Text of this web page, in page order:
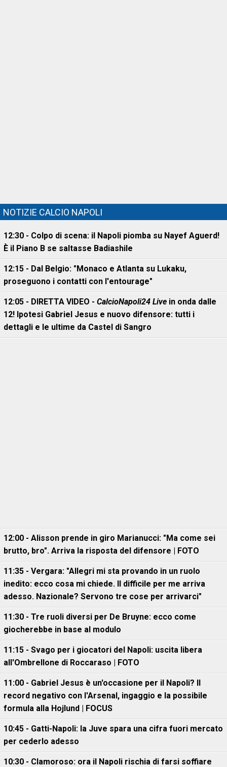
NOTIZIE CALCIO NAPOLI
12:30 - Colpo di scena: il Napoli piomba su Nayef Aguerd!
È il Piano B se saltasse Badiashile
12:15 - Dal Belgio: "Monaco e Atlanta su Lukaku,
proseguono i contatti con l'entourage"
12:05 - DIRETTA VIDEO - CalcioNapoli24 Live in onda dalle
12! Ipotesi Gabriel Jesus e nuovo difensore: tutti i
dettagli e le ultime da Castel di Sangro
12:00 - Alisson prende in giro Marianucci: "Ma come sei
brutto, bro". Arriva la risposta del difensore | FOTO
11:35 - Vergara: "Allegri mi sta provando in un ruolo
inedito: ecco cosa mi chiede. Il difficile per me arriva
adesso. Nazionale? Servono tre cose per arrivarci"
11:30 - Tre ruoli diversi per De Bruyne: ecco come
giocherebbe in base al modulo
11:15 - Svago per i giocatori del Napoli: uscita libera
all'Ombrellone di Roccaraso | FOTO
11:00 - Gabriel Jesus è un'occasione per il Napoli? Il
record negativo con l'Arsenal, ingaggio e la possibile
formula alla Hojlund | FOCUS
10:45 - Gatti-Napoli: la Juve spara una cifra fuori mercato
per cederlo adesso
10:30 - Clamoroso: ora il Napoli rischia di farsi soffiare